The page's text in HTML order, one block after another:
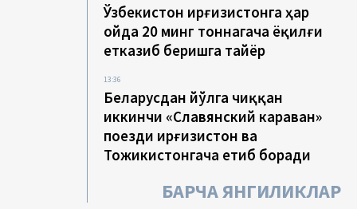
Ўзбекистон Қирғизистонга ҳар
ойда 20 минг тоннагача ёқилғи
етказиб беришга тайёр
13:36
Беларусдан йўлга чиққан
иккинчи «Славянский караван»
поезди Қирғизистон ва
Тожикистонгача етиб боради
БАРЧА ЯНГИЛИКЛАР